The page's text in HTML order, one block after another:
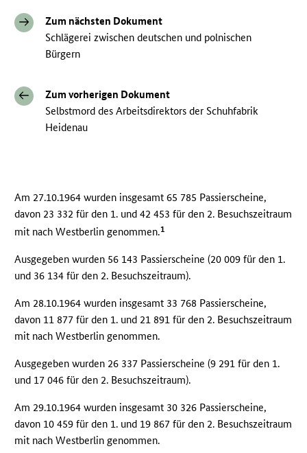
Zum nächsten Dokument
Schlägerei zwischen deutschen und polnischen
Bürgern
Zum vorherigen Dokument
Selbstmord des Arbeitsdirektors der Schuhfabrik
Heidenau
Am 27.10.1964 wurden insgesamt 65 785 Passierscheine,
davon 23 332 für den 1. und 42 453 für den 2. Besuchszeitraum
mit nach Westberlin genommen.1
Ausgegeben wurden 56 143 Passierscheine (20 009 für den 1.
und 36 134 für den 2. Besuchszeitraum).
Am 28.10.1964 wurden insgesamt 33 768 Passierscheine,
davon 11 877 für den 1. und 21 891 für den 2. Besuchszeitraum
mit nach Westberlin genommen.
Ausgegeben wurden 26 337 Passierscheine (9 291 für den 1.
und 17 046 für den 2. Besuchszeitraum).
Am 29.10.1964 wurden insgesamt 30 326 Passierscheine,
davon 10 459 für den 1. und 19 867 für den 2. Besuchszeitraum
mit nach Westberlin genommen.